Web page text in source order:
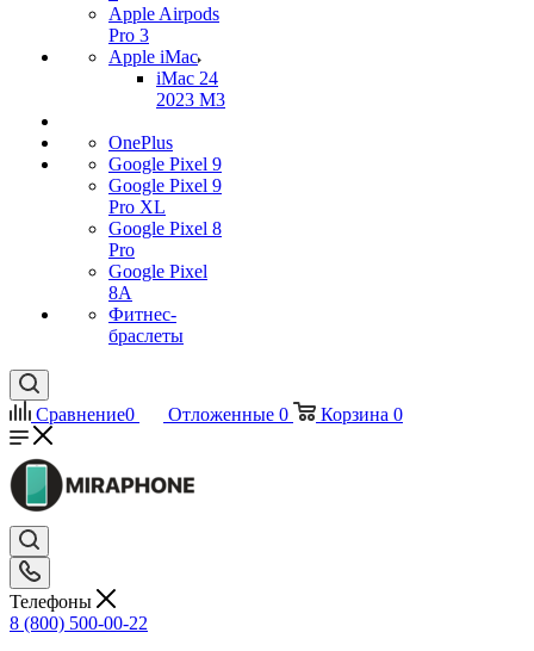
Apple Airpods
Pro 3
Apple iMac
iMac 24
2023 M3
OnePlus
Google Pixel 9
Google Pixel 9
Pro XL
Google Pixel 8
Pro
Google Pixel
8A
Фитнес-
браслеты
Сравнение0 Отложенные 0 Корзина 0
Телефоны
8 (800) 500-00-22